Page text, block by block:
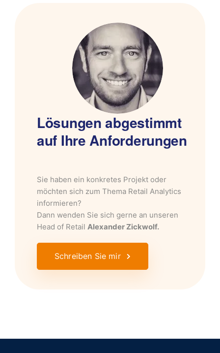
Lösungen abgestimmt
auf Ihre Anforderungen
Sie haben ein konkretes Projekt oder
möchten sich zum Thema Retail Analytics
informieren?
Dann wenden Sie sich gerne an unseren
Head of Retail Alexander Zickwolf.
Schreiben Sie mir